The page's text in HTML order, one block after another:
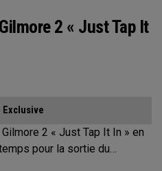
2 « Just Tap It
Exclusive
2 « Just Tap It In » en
pour la sortie du
sur Netflix, avec l’une des